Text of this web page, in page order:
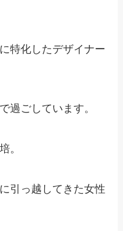
特化したデザイナー
過ごしています。
。
引っ越してきた女性